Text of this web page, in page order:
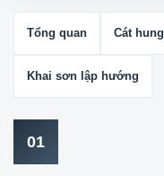
Tổng quan Cát hung
Khai sơn lập hướng
01